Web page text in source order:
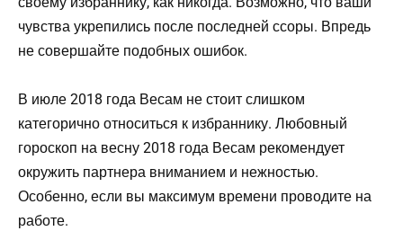
чувства укрепились после последней ссоры. Впредь
не совершайте подобных ошибок.
В июле 2018 года Весам не стоит слишком
категорично относиться к избраннику. Любовный
гороскоп на весну 2018 года Весам рекомендует
окружить партнера вниманием и нежностью.
Особенно, если вы максимум времени проводите на
работе.